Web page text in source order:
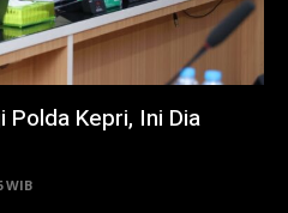
Polda Kepri, Ini Dia
WIB